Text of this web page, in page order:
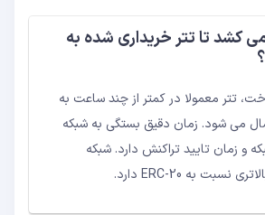
تا تتر خریداری شده به
تتر معمولا در کمتر از چند ساعت به
می شود. زمان دقیق بستگی به شبکه
و زمان تایید تراکنش دارد. شبکه